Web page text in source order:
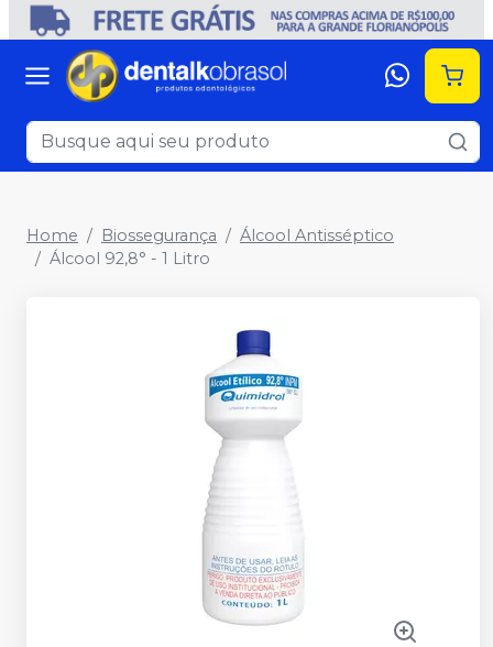
Home Biossegurança
Álcool Antisséptico
Álcool 92,8° - 1 Litro